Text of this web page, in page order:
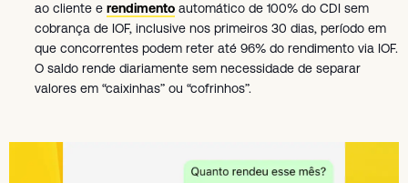
ao cliente e rendimento automático de 100% do CDI sem
cobrança de IOF, inclusive nos primeiros 30 dias, período em
que concorrentes podem reter até 96% do rendimento via IOF.
O saldo rende diariamente sem necessidade de separar
valores em “caixinhas” ou “cofrinhos”.